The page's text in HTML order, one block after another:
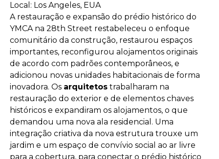
Local: Los Angeles, EUA
A restauração e expansão do prédio histórico do
YMCA na 28th Street restabeleceu o enfoque
comunitário da construção, restaurou espaços
importantes, reconfigurou alojamentos originais
de acordo com padrões contemporâneos, e
adicionou novas unidades habitacionais de forma
inovadora. Os arquitetos trabalharam na
restauração do exterior e de elementos chaves
históricos e expandiram os alojamentos, o que
demandou uma nova ala residencial. Uma
integração criativa da nova estrutura trouxe um
jardim e um espaço de convívio social ao ar livre
para a cobertura, para conectar o prédio histórico